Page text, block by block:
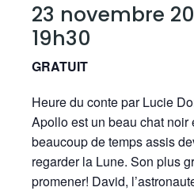
23 novembre
19h30
GRATUIT
Heure du conte par Lucie
Apollo est un beau chat noir
beaucoup de temps assis
regarder la Lune. Son plus
promener! David,